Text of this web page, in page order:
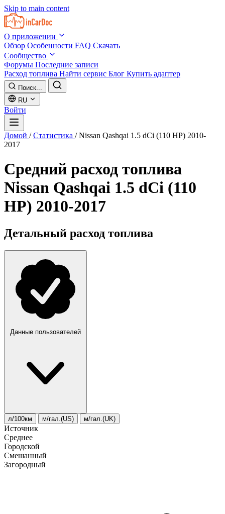
Skip to main content
О приложении
Обзор Особенности FAQ Скачать
Сообщество
Форумы Последние записи
Расход топлива Найти сервис Блог Купить адаптер
Поиск...
RU
Войти
Домой / Статистика / Nissan Qashqai 1.5 dCi (110 HP) 2010-
2017
Средний расход топлива
Nissan Qashqai 1.5 dCi (110
HP) 2010-2017
Детальный расход топлива
Данные пользователей
л/100км м/гал.(US) м/гал.(UK)
Источник
Среднее
Городской
Смешанный
Загородный